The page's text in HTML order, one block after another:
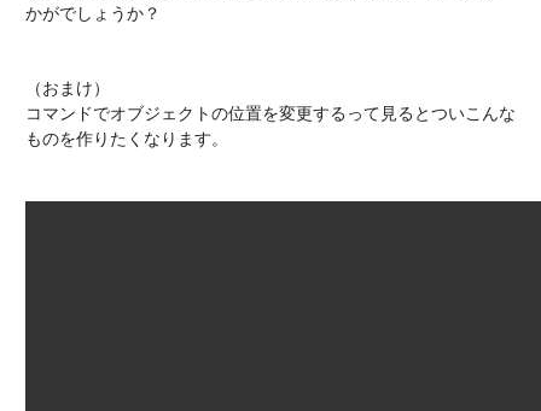
かがでしょうか？
（おまけ）
コマンドでオブジェクトの位置を変更するって見るとついこんな
ものを作りたくなります。